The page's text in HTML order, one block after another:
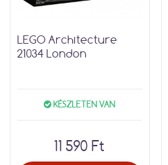
LEGO Architecture
21034 London
KÉSZLETEN VAN
11 590 Ft